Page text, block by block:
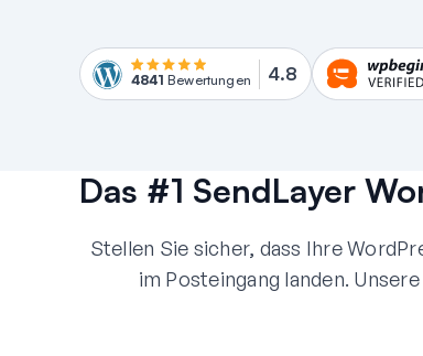
4841 Bewertungen 4.8
Das #1 SendLayer
Stellen Sie sicher, dass Ihre
im Posteingang landen.